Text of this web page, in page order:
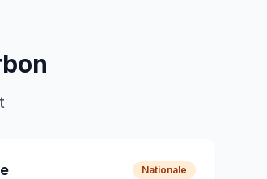
Nationale